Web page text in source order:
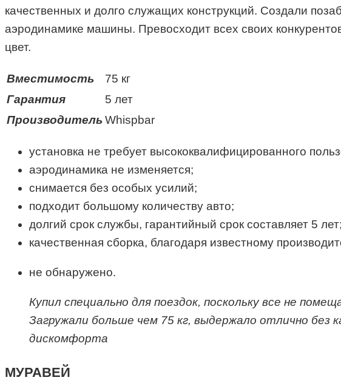
качественных и долго служащих конструкций. Создали
аэродинамике машины. Превосходит всех своих
цвет.
Вместимость
75 кг
Гарантия
5 лет
ПроизводительWhispbar
установка не требует высококвалифицированного
аэродинамика не изменяется;
снимается без особых усилий;
подходит большому количеству авто;
долгий срок службы, гарантийный срок составляет 5 лет;
качественная сборка, благодаря известному
не обнаружено.
Купил специально для поездок, поскольку все не
Загружали больше чем 75 кг, выдержало отлично без
дискомфорта
МУРАВЕЙ